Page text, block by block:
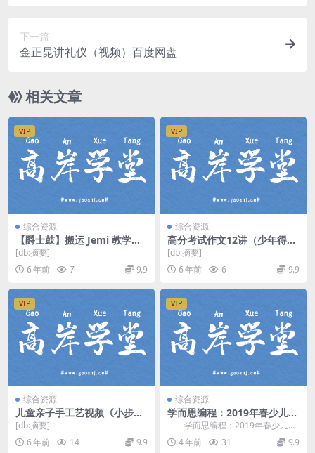
下一篇
金正昆讲礼仪（视频）百度网盘
相关文章
VIP
综合资源
【爵士鼓】搬运 Jemi 教学全
系列 百度网盘
[db:摘要]
6 年前
7 9.9
VIP
综合资源
高分考试作文12讲（少年得
到）（标清视频）百度网盘
[db:摘要]
6 年前
6 9.9
VIP
综合资源
儿童亲子手工艺视频《小步折
纸课》（全30集超清打包）百
度网盘
[db:摘要]
6 年前
14 9.9
VIP
综合资源
学而思编程：2019年春少儿编
程c++Leve l2上 网盘分享
学而思编程：2019年春少儿编
程c++Leve l2上，网盘分享少儿编
程课程...
4 年前 31 9.9